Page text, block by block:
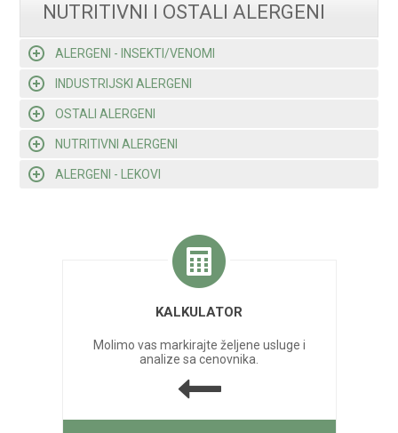
NUTRITIVNI I OSTALI ALERGENI
ALERGENI - INSEKTI/VENOMI
INDUSTRIJSKI ALERGENI
OSTALI ALERGENI
NUTRITIVNI ALERGENI
ALERGENI - LEKOVI
KALKULATOR
Molimo vas markirajte željene usluge i
analize sa cenovnika.